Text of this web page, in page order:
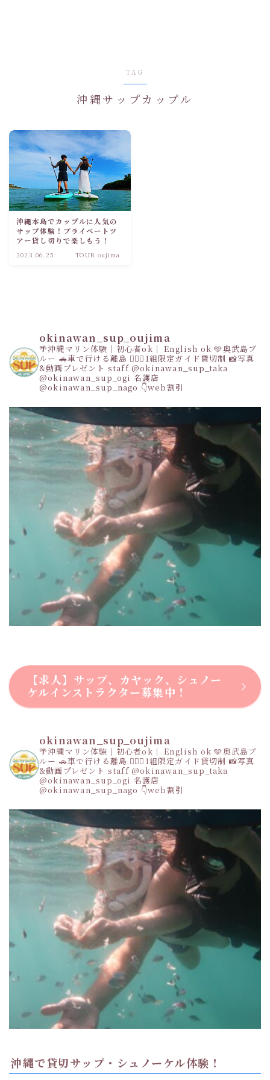
TAG
沖縄サップカップル
沖縄本島でカップルに人気の
サップ体験！プライベートツ
アー貸し切りで楽しもう！
2023.06.25 TOUR oujima
okinawan_sup_oujima
🌴沖縄マリン体験｜初心者ok｜ English ok 🩵奥武島ブ
ルー 🚗車で行ける離島 👩‍❤️‍👩1組限定ガイド貸切制 📸写真
&動画プレゼント staff@okinawan_sup_taka
@okinawan_sup_ogi 名護店
@okinawan_sup_nago 👇web割引
【求人】サップ、カヤック、シュノー
ケルインストラクター募集中！
okinawan_sup_oujima
🌴沖縄マリン体験｜初心者ok｜ English ok 🩵奥武島ブ
ルー 🚗車で行ける離島 👩‍❤️‍👩1組限定ガイド貸切制 📸写真
&動画プレゼント staff@okinawan_sup_taka
@okinawan_sup_ogi 名護店
@okinawan_sup_nago 👇web割引
沖縄で貸切サップ・シュノーケル体験！